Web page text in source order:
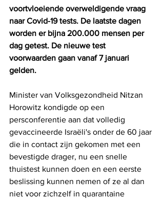
voortvloeiende overweldigende vraag
naar Covid-19 tests. De laatste dagen
worden er bijna 200.000 mensen per
dag getest. De nieuwe test
voorwaarden gaan vanaf 7 januari
gelden.
Minister van Volksgezondheid Nitzan
Horowitz kondigde op een
persconferentie aan dat volledig
gevaccineerde Israëli's onder de 60 jaar
die in contact zijn gekomen met een
bevestigde drager, nu een snelle
thuistest kunnen doen en een eerste
beslissing kunnen nemen of ze al dan
niet voor zichzelf in quarantaine